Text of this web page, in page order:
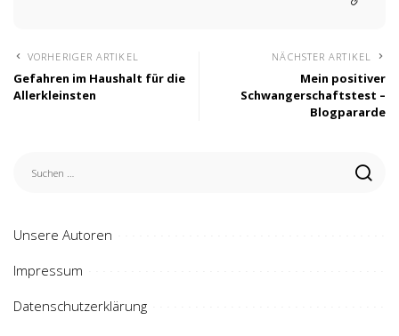
VORHERIGER ARTIKEL
Gefahren im Haushalt für die
Allerkleinsten
NÄCHSTER ARTIKEL
Mein positiver
Schwangerschaftstest –
Blogpararde
Unsere Autoren
Impressum
Datenschutzerklärung